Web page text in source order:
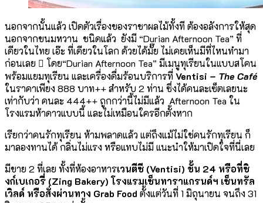
นอกจากนั้นแล้ว เปิดตัวเรื่องของราชาผลไม้ทั้งที ต้องอลังการให้สุด
นอกจากขนมหวาน ชนิดแล้ว ยังมี “Durian Afternoon Tea” ที่
เดียวในไทย เอ๊ะ ที่เดียวในโลก ด้วยได้มั๊ย ไม่เคยเห็นมีที่ไหนทำมา
ก่อนเลย  โดย“Durian Afternoon Tea” มีเมนูทุเรียนในแบบสโคน
พร้อมแยมทุเรียน และเครื่องดื่มร้อนบริการที่Ventisi – The Café
ในราคาเพียง 888 บาท++ สำหรับ 2 ท่าน ซึ่งได้คนละเซ็ตเลยนะ
เท่ากับว่า คนละ 444++ ถูกกว่านี้ไม่มีแล้ว Afternoon Tea ใน
โรงแรมห้าดาวแบบนี้ และไม่เหมือนใครอีกตั้งหาก
เรียกว่าคนรักทุเรียน ห้ามพลาดแล้ว แต่ถึงแม้ไม่ใช่คนรักทุเรียน ก็
มาลองทานได้ กลิ่นไม่แรง หรือแทบไม่มี แนะนำให้มาเปิดใจที่นี่เลย
มีขาย 2 ที่เลย ทั้งที่ห้องอาหารเวนตีซี (Ventisi) ชั้น 24 หรือที่ซิ
งก์เบเกอรี่ (Zing Bakery) โรงแรมเซ็นทาราแกรนด์ฯ เซ็นทรัล
เวิลด์ หรือสั่งผ่านทาง Grab Food ตั้งแต่วันที่ 1 มิถุนายน จนถึง 31